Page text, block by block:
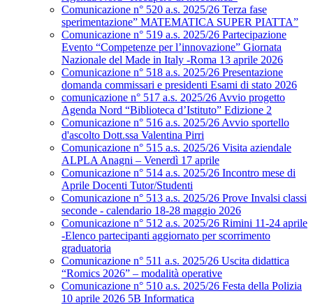
Comunicazione n° 520 a.s. 2025/26 Terza fase
sperimentazione” MATEMATICA SUPER PIATTA”
Comunicazione n° 519 a.s. 2025/26 Partecipazione
Evento “Competenze per l’innovazione” Giornata
Nazionale del Made in Italy -Roma 13 aprile 2026
Comunicazione n° 518 a.s. 2025/26 Presentazione
domanda commissari e presidenti Esami di stato 2026
comunicazione n° 517 a.s. 2025/26 Avvio progetto
Agenda Nord “Biblioteca d’Istituto” Edizione 2
Comunicazione n° 516 a.s. 2025/26 Avvio sportello
d'ascolto Dott.ssa Valentina Pirri
Comunicazione n° 515 a.s. 2025/26 Visita aziendale
ALPLA Anagni – Venerdì 17 aprile
Comunicazione n° 514 a.s. 2025/26 Incontro mese di
Aprile Docenti Tutor/Studenti
Comunicazione n° 513 a.s. 2025/26 Prove Invalsi classi
seconde - calendario 18-28 maggio 2026
Comunicazione n° 512 a.s. 2025/26 Rimini 11-24 aprile
-Elenco partecipanti aggiornato per scorrimento
graduatoria
Comunicazione n° 511 a.s. 2025/26 Uscita didattica
“Romics 2026” – modalità operative
Comunicazione n° 510 a.s. 2025/26 Festa della Polizia
10 aprile 2026 5B Informatica